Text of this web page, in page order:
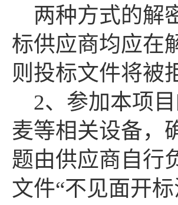
两种方式的解
标供应商均应在
则投标文件将被
2、参加本项
麦等相关设备，
题由供应商自行
文件“不见面开